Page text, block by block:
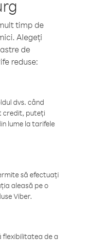
timp de
Alegeți
de
reduse:
dvs. când
credit, puteți
lume la tarifele
să efectuați
aleasă pe o
Viber.
flexibilitatea de a